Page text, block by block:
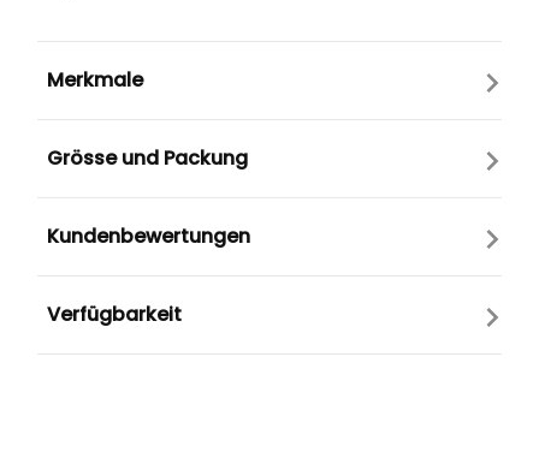
Merkmale
Grösse und Packung
Kundenbewertungen
Verfügbarkeit